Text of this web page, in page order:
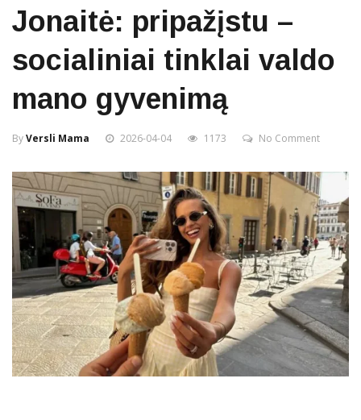
Jonaitė: pripažįstu –
socialiniai tinklai valdo
mano gyvenimą
ByVersli Mama 2026-04-04 1173 No Comment